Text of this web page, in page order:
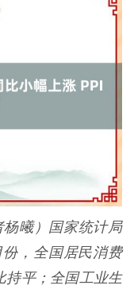
曦）国家统计局
，全国居民消费
持平；全国工业生